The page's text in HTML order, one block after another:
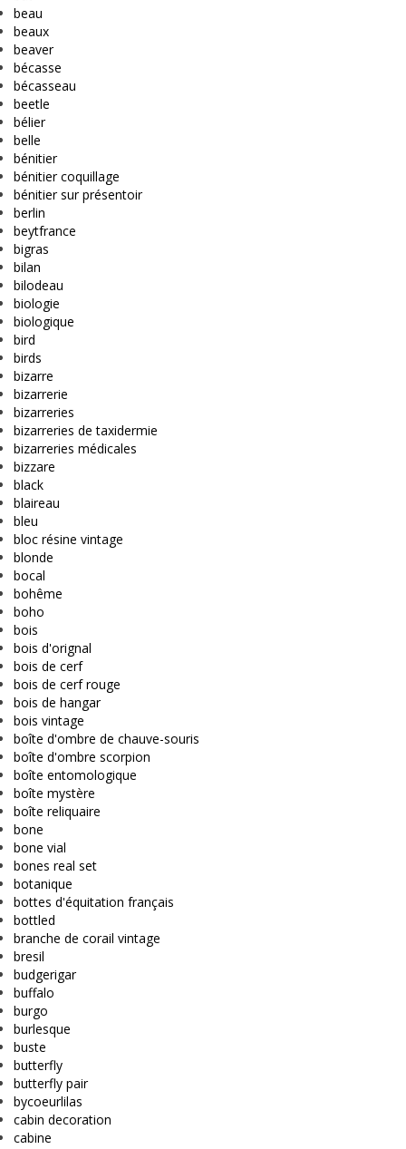
beau
beaux
beaver
bécasse
bécasseau
beetle
bélier
belle
bénitier
bénitier coquillage
bénitier sur présentoir
berlin
beytfrance
bigras
bilan
bilodeau
biologie
biologique
bird
birds
bizarre
bizarrerie
bizarreries
bizarreries de taxidermie
bizarreries médicales
bizzare
black
blaireau
bleu
bloc résine vintage
blonde
bocal
bohême
boho
bois
bois d'orignal
bois de cerf
bois de cerf rouge
bois de hangar
bois vintage
boîte d'ombre de chauve-souris
boîte d'ombre scorpion
boîte entomologique
boîte mystère
boîte reliquaire
bone
bone vial
bones real set
botanique
bottes d'équitation français
bottled
branche de corail vintage
bresil
budgerigar
buffalo
burgo
burlesque
buste
butterfly
butterfly pair
bycoeurlilas
cabin decoration
cabine